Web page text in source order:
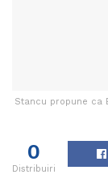
Stancu propune ca
0
Distribuiri